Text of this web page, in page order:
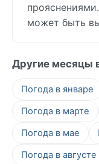
может быть
Другие месяцы
Погода в январе
Погода в марте
Погода в мае
Погода в августе